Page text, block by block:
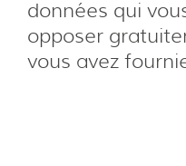
données qui
opposer
vous avez